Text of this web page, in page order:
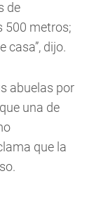
de
500 metros;
casa”, dijo.
abuelas por
una de
que la